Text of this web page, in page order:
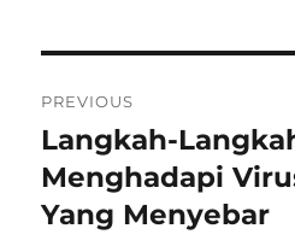
pos
PREVIOUS
Previous
post:
Langkah-
Menghadapi
Yang Menyebar